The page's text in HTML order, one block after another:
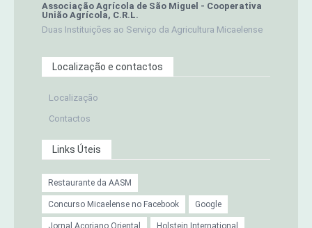
Associação Agrícola de São Miguel - Cooperativa
União Agrícola, C.R.L.
Duas Instituições ao Serviço da Agricultura Micaelense
Localização e contactos
Localização
Contactos
Links Úteis
Restaurante da AASM
Concurso Micaelense no Facebook Google